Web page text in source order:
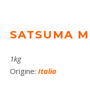
SATSUMA
1kg
Origine: Italia